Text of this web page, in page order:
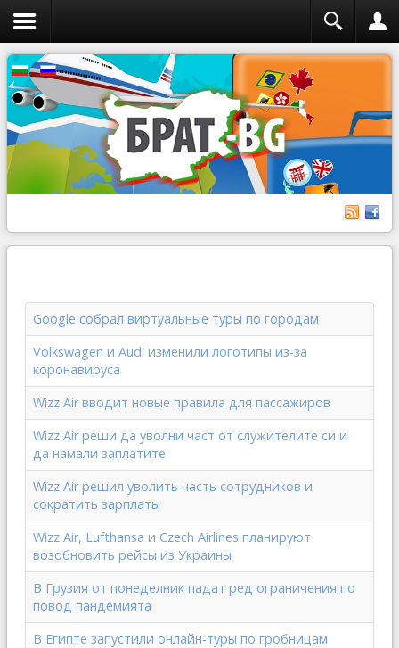
Google собрал виртуальные туры по городам
Volkswagen и Audi изменили логотипы из-за
коронавируса
Wizz Air вводит новые правила для пассажиров
Wizz Air реши да уволни част от служителите си и
да намали заплатите
Wizz Air решил уволить часть сотрудников и
сократить зарплаты
Wizz Аir, Lufthansa и Czech Airlines планируют
возобновить рейсы из Украины
В Грузия от понеделник падат ред ограничения по
повод пандемията
В Египте запустили онлайн-туры по гробницам